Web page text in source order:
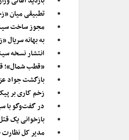
تطبیقی میان
مجوز ساخت سینمایی برای
به بهانه
انتشار نسخه
«قطب شمال»؛
بازگشت جواد
زخم کاری بر
در گفت‌وگو با
بازخوانی یک
مدیر کل نظارت